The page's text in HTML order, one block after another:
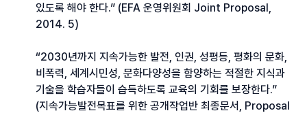
있도록 해야 한다.” (EFA 운영위원회 Joint Proposal,
2014. 5)
“2030년까지 지속가능한 발전, 인권, 성평등, 평화의 문화,
비폭력, 세계시민성, 문화다양성을 함양하는 적절한 지식과
기술을 학습자들이 습득하도록 교육의 기회를 보장한다.”
(지속가능발전목표를 위한 공개작업반 최종문서, Proposal